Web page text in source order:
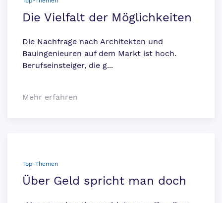
Die Vielfalt der Möglichkeiten
Die Nachfrage nach Architekten und
Bauingenieuren auf dem Markt ist hoch.
Berufseinsteiger, die g...
Mehr erfahren
Top-Themen
Über Geld spricht man doch